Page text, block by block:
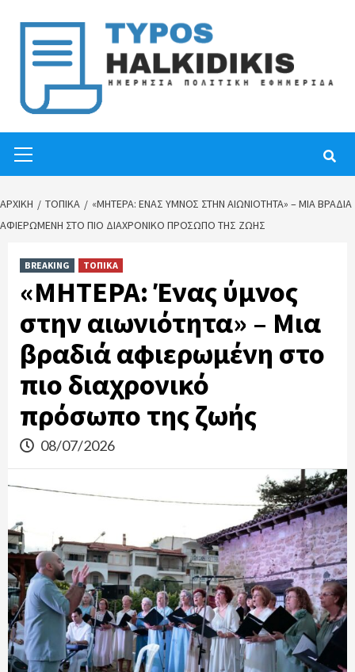
content
Menu
ΑΡΧΙΚΉ ΤΟΠΙΚΑ
«ΜΗΤΕΡΑ: ΈΝΑΣ ΎΜΝΟΣ ΣΤΗΝ ΑΙΩΝΙΌΤΗΤΑ» – ΜΙΑ ΒΡΑΔΙΆ
ΑΦΙΕΡΩΜΈΝΗ ΣΤΟ ΠΙΟ ΔΙΑΧΡΟΝΙΚΌ ΠΡΌΣΩΠΟ ΤΗΣ ΖΩΉΣ
BREAKING ΤΟΠΙΚΑ
«ΜΗΤΕΡΑ: Ένας ύμνος
στην αιωνιότητα» – Μια
βραδιά αφιερωμένη στο
πιο διαχρονικό
πρόσωπο της ζωής
08/07/2026